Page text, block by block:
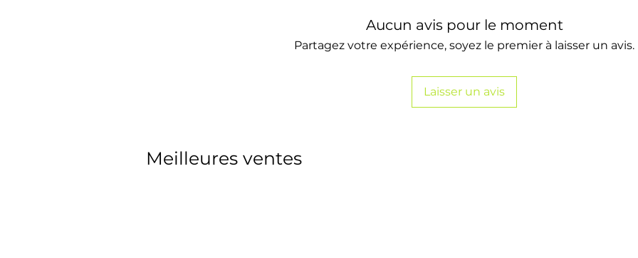
Aucun avis pour le moment
Partagez votre expérience, soyez le premier à laisser un avis.
Laisser un avis
Meilleures ventes